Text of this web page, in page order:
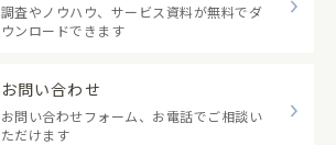
調査やノウハウ、サービス資料が無料でダ
ウンロードできます
お問い合わせ
お問い合わせフォーム、お電話でご相談い
ただけます